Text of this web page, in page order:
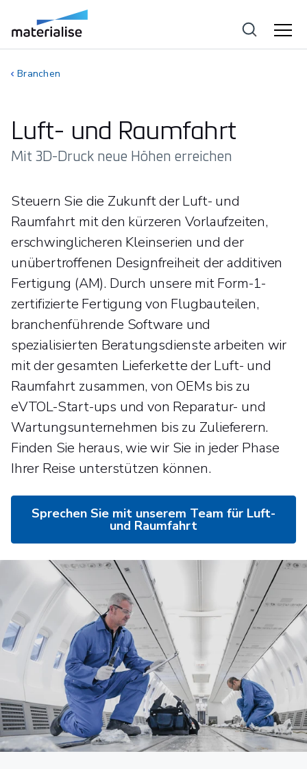
Branchen
Luft- und Raumfahrt
Mit 3D-Druck neue Höhen erreichen
Steuern Sie die Zukunft der Luft- und
Raumfahrt mit den kürzeren Vorlaufzeiten,
erschwinglicheren Kleinserien und der
unübertroffenen Designfreiheit der additiven
Fertigung (AM). Durch unsere mit Form-1-
zertifizierte Fertigung von Flugbauteilen,
branchenführende Software und
spezialisierten Beratungsdienste arbeiten wir
mit der gesamten Lieferkette der Luft- und
Raumfahrt zusammen, von OEMs bis zu
eVTOL-Start-ups und von Reparatur- und
Wartungsunternehmen bis zu Zulieferern.
Finden Sie heraus, wie wir Sie in jeder Phase
Ihrer Reise unterstützen können.
Sprechen Sie mit unserem Team für Luft-
und Raumfahrt